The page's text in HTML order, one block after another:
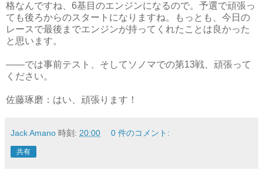
格なんですね、6基目のエンジンになるので。予選で頑張っ
ても後ろからのスタートになりますね。もっとも、今日の
レースで最後までエンジンが持ってくれたことは良かった
と思います。
――では事前テスト、そしてソノマでの第13戦、頑張って
ください。
佐藤琢磨：はい、頑張ります！
Jack Amano 時刻: 20:00 0 件のコメント:
共有